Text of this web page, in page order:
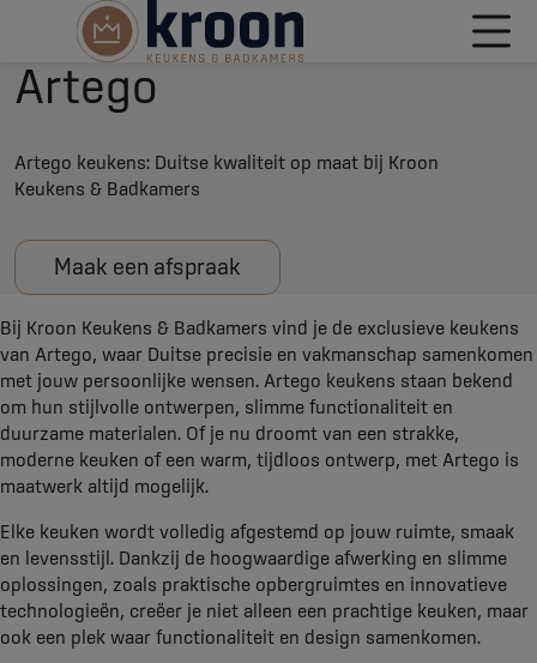
Artego
Artego keukens: Duitse kwaliteit op maat bij Kroon
Keukens & Badkamers
Maak een afspraak
Bij Kroon Keukens & Badkamers vind je de exclusieve keukens
van Artego, waar Duitse precisie en vakmanschap samenkomen
met jouw persoonlijke wensen. Artego keukens staan bekend
om hun stijlvolle ontwerpen, slimme functionaliteit en
duurzame materialen. Of je nu droomt van een strakke,
moderne keuken of een warm, tijdloos ontwerp, met Artego is
maatwerk altijd mogelijk.
Elke keuken wordt volledig afgestemd op jouw ruimte, smaak
en levensstijl. Dankzij de hoogwaardige afwerking en slimme
oplossingen, zoals praktische opbergruimtes en innovatieve
technologieën, creëer je niet alleen een prachtige keuken, maar
ook een plek waar functionaliteit en design samenkomen.